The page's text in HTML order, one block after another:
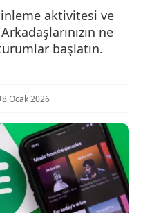
aktivitesi ve
ne
başlatın.
8 Ocak 2026